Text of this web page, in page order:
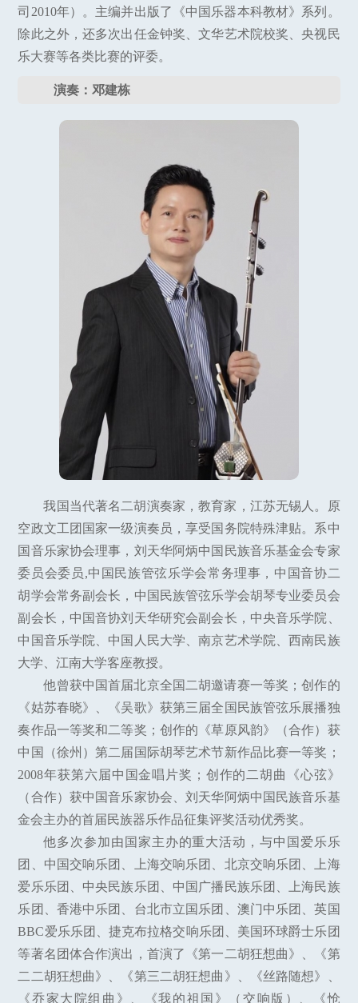
司2010年）。主编并出版了《中国乐器本科教材》系列。
除此之外，还多次出任金钟奖、文华艺术院校奖、央视民
乐大赛等各类比赛的评委。
演奏：邓建栋
我国当代著名二胡演奏家，教育家，江苏无锡人。原
空政文工团国家一级演奏员，享受国务院特殊津贴。系中
国音乐家协会理事，刘天华阿炳中国民族音乐基金会专家
委员会委员,中国民族管弦乐学会常务理事，中国音协二
胡学会常务副会长，中国民族管弦乐学会胡琴专业委员会
副会长，中国音协刘天华研究会副会长，中央音乐学院、
中国音乐学院、中国人民大学、南京艺术学院、西南民族
大学、江南大学客座教授。
他曾获中国首届北京全国二胡邀请赛一等奖；创作的
《姑苏春晓》、《吴歌》获第三届全国民族管弦乐展播独
奏作品一等奖和二等奖；创作的《草原风韵》（合作）获
中国（徐州）第二届国际胡琴艺术节新作品比赛一等奖；
2008年获第六届中国金唱片奖；创作的二胡曲《心弦》
（合作）获中国音乐家协会、刘天华阿炳中国民族音乐基
金会主办的首届民族器乐作品征集评奖活动优秀奖。
他多次参加由国家主办的重大活动，与中国爱乐乐
团、中国交响乐团、上海交响乐团、北京交响乐团、上海
爱乐乐团、中央民族乐团、中国广播民族乐团、上海民族
乐团、香港中乐团、台北市立国乐团、澳门中乐团、英国
BBC爱乐乐团、捷克布拉格交响乐团、美国环球爵士乐团
等著名团体合作演出，首演了《第一二胡狂想曲》、《第
二二胡狂想曲》、《第三二胡狂想曲》、《丝路随想》、
《乔家大院组曲》、《我的祖国》（交响版）、《怆